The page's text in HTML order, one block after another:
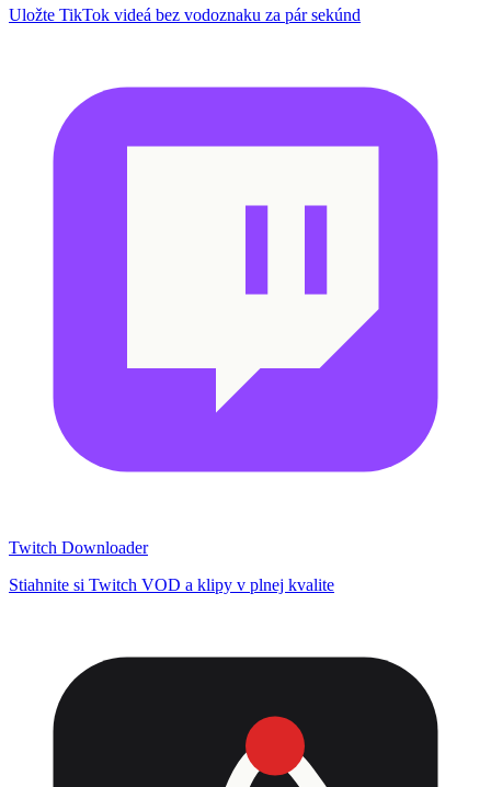
Uložte TikTok videá bez vodoznaku za pár sekúnd
Twitch Downloader
Stiahnite si Twitch VOD a klipy v plnej kvalite